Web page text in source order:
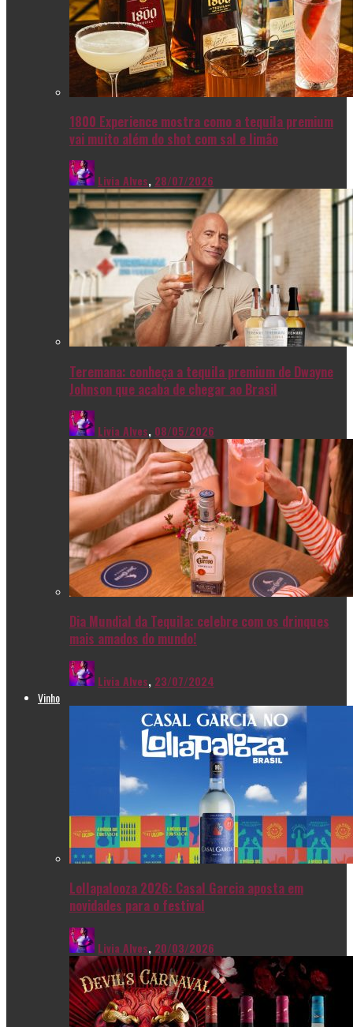
1800 Experience mostra como a tequila premium
vai muito além do shot com sal e limão
Livia Alves, 28/07/2026
Teremana: conheça a tequila premium de Dwayne
Johnson que acaba de chegar ao Brasil
Livia Alves, 08/05/2026
Dia Mundial da Tequila: celebre com os drinques
mais amados do mundo!
Livia Alves, 23/07/2024
Vinho
Lollapalooza 2026: Casal Garcia aposta em
novidades para o festival
Livia Alves, 20/03/2026